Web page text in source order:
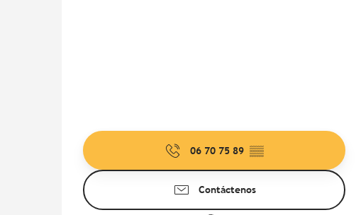
06 70 75 89 ▒▒
Contáctenos